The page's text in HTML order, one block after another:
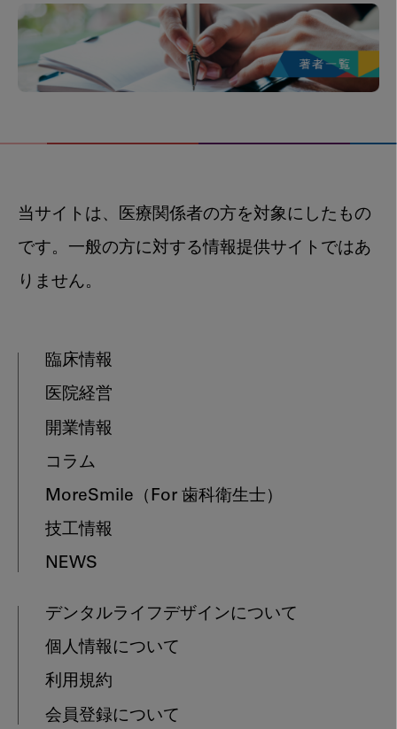
当サイトは、医療関係者の方を対象にしたもの
です。一般の方に対する情報提供サイトではあ
りません。
臨床情報
医院経営
開業情報
コラム
MoreSmile （For 歯科衛生士）
技工情報
NEWS
デンタルライフデザインについて
個人情報について
利用規約
会員登録について